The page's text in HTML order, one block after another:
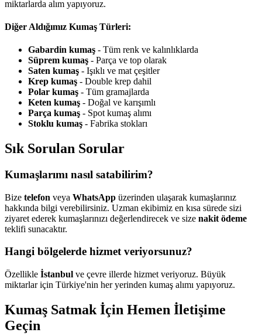
miktarlarda alım yapıyoruz.
Diğer Aldığımız Kumaş Türleri:
Gabardin kumaş - Tüm renk ve kalınlıklarda
Süprem kumaş - Parça ve top olarak
Saten kumaş - Işıklı ve mat çeşitler
Krep kumaş - Double krep dahil
Polar kumaş - Tüm gramajlarda
Keten kumaş - Doğal ve karışımlı
Parça kumaş - Spot kumaş alımı
Stoklu kumaş - Fabrika stokları
Sık Sorulan Sorular
Kumaşlarımı nasıl satabilirim?
Bize telefon veya WhatsApp üzerinden ulaşarak kumaşlarınız
hakkında bilgi verebilirsiniz. Uzman ekibimiz en kısa sürede sizi
ziyaret ederek kumaşlarınızı değerlendirecek ve size nakit ödeme
teklifi sunacaktır.
Hangi bölgelerde hizmet veriyorsunuz?
Özellikle İstanbul ve çevre illerde hizmet veriyoruz. Büyük
miktarlar için Türkiye'nin her yerinden kumaş alımı yapıyoruz.
Kumaş Satmak İçin Hemen İletişime
Geçin